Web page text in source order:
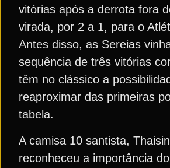
vitórias após a derrota fora
virada, por 2 a 1, para o
Antes disso, as Sereias
sequência de três vitórias
têm no clássico a
reaproximar das primeiras
tabela.
A camisa 10 santista,
reconheceu a importância